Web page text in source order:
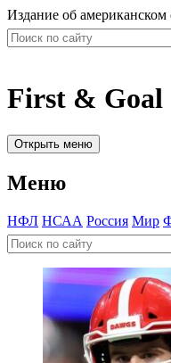
Издание об американском
First & Goal
Открыть меню
Меню
НФЛ НСАА Россия Мир